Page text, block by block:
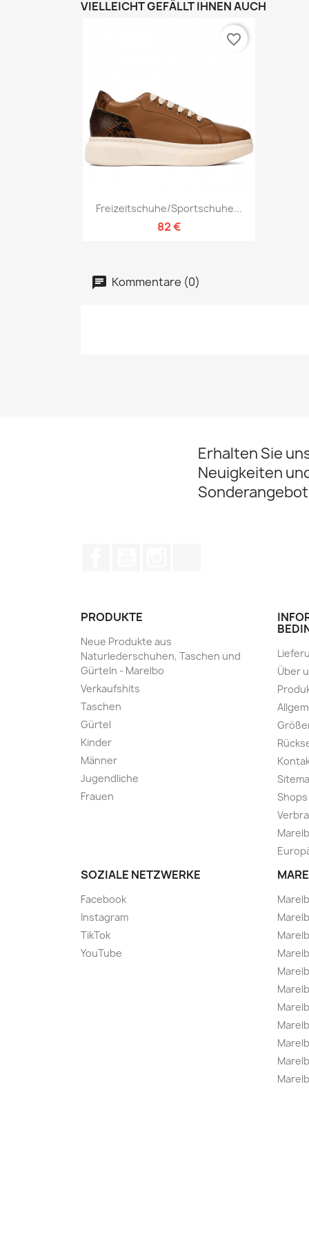
VIELLEICHT GEFÄLLT IHNEN AUCH
Vorschau
Freizeitschuhe/Sportschuhe...
82 €
favorite_border
Kommentare (0)
Erhalten Sie
Neuigkeiten
PRODUKTE
Neue Produkte aus
Naturlederschuhen, Taschen und
Gürteln - Marelbo
Verkaufshits
Taschen
Gürtel
Kinder
Männer
Jugendliche
Frauen
Über
Shops
SOZIALE NETZWERKE
Facebook
Instagram
TikTok
YouTube